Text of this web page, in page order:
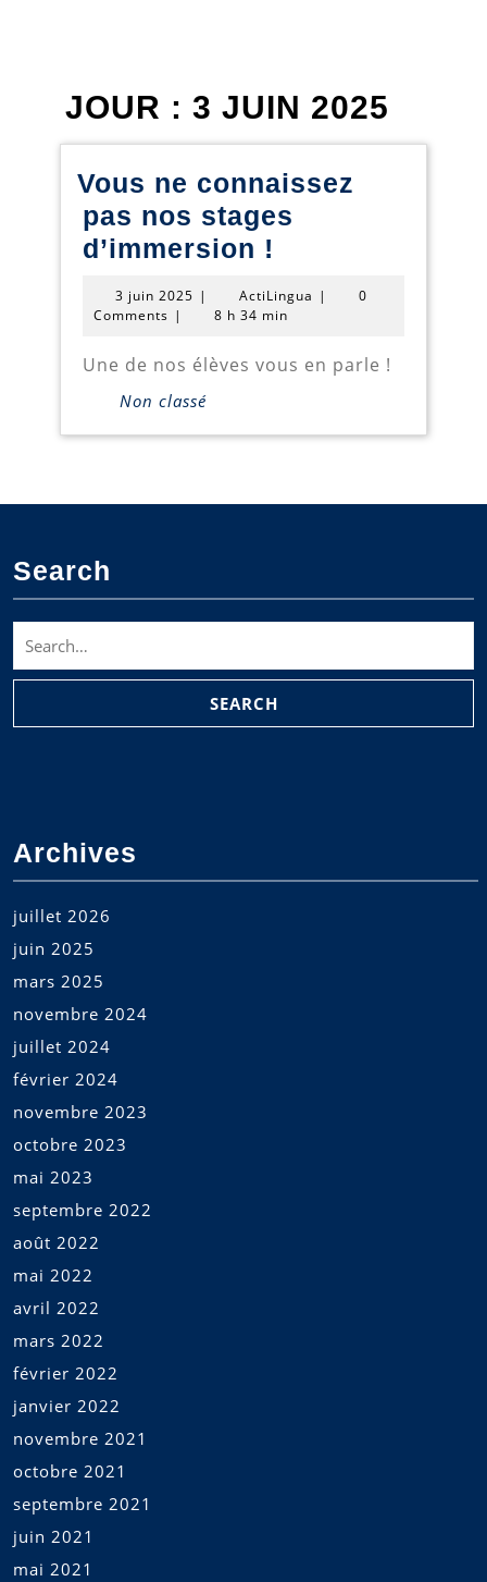
JOUR : 3 JUIN 2025
Vous ne connaissez
pas nos stages
d’immersion !
connaissez
nos
d’immersion
3 juin 2025
juin
| ActiLingua ActiLingua
|
0
Comments | 8 h 34 min
Une de nos élèves vous en parle !
Non classé
Search
for:
Archives
juillet 2026
juin 2025
mars 2025
novembre 2024
juillet 2024
février 2024
novembre 2023
octobre 2023
mai 2023
septembre 2022
août 2022
mai 2022
avril 2022
mars 2022
février 2022
janvier 2022
novembre 2021
octobre 2021
septembre 2021
juin 2021
mai 2021